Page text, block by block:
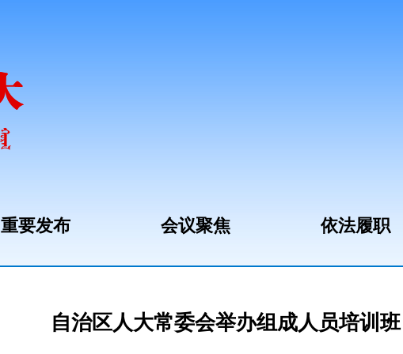
重要发布 会议聚焦 依法履职
自治区人大常委会举办组成人员培训班